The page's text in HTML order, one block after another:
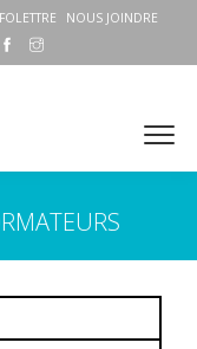
NOUS JOINDRE